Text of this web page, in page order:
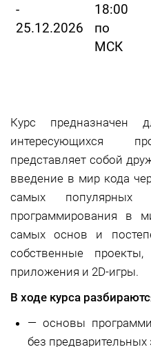
-
25.12.2026
18:00
по
МСК
Курс предназначен
интересующихся
представляет собой
введение в мир кода
самых популярных
программирования в
самых основ и
собственные
приложения и 2D-игры.
В ходе курса
— основы
без предварительных